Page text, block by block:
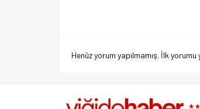
Henüz yorum yapılmamış. İlk